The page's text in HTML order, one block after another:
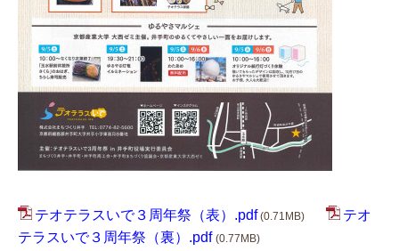
テオテラスいで３周年祭（表）.pdf (0.71MB)
テオ
テラスいで３周年祭（裏）.pdf (0.77MB)